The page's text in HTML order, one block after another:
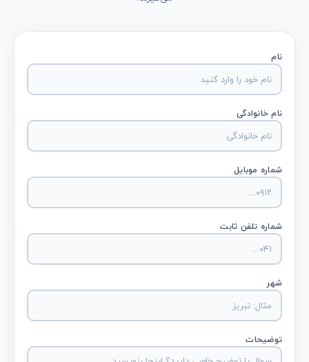
نام
نام خانوادگی
شماره موبایل
شماره تلفن ثابت
شهر
توضیحات